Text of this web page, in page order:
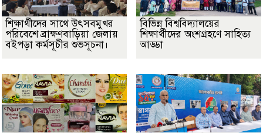
শিক্ষার্থীদের সাথে উৎসবমুখর
পরিবেশে ব্রাক্ষণবাড়িয়া জেলায়
বইপড়া কর্মসূচীর শুভসূচনা।
বিভিন্ন বিশ্ববিদ্যালয়ের
শিক্ষার্থীদের অংশগ্রহণে সাহিত্য
আড্ডা